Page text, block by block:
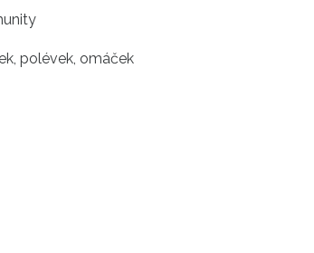
polévek, omáček